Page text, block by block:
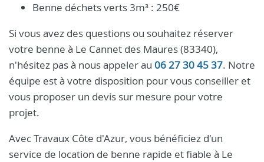
Benne déchets verts 3m³ : 250€
Si vous avez des questions ou souhaitez réserver
votre benne à Le Cannet des Maures (83340),
n'hésitez pas à nous appeler au 06 27 30 45 37. Notre
équipe est à votre disposition pour vous conseiller et
vous proposer un devis sur mesure pour votre
projet.
Avec Travaux Côte d'Azur, vous bénéficiez d'un
service de location de benne rapide et fiable à Le